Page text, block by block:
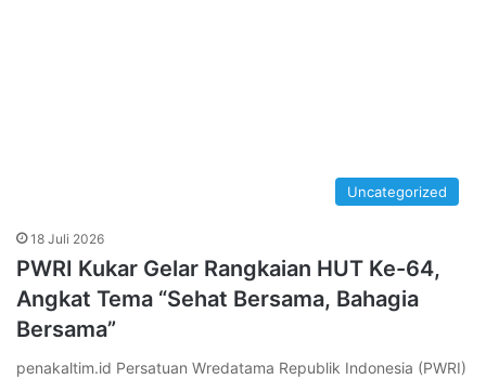
Uncategorized
18 Juli 2026
PWRI Kukar Gelar Rangkaian HUT Ke-64,
Angkat Tema “Sehat Bersama, Bahagia
Bersama”
penakaltim.id Persatuan Wredatama Republik Indonesia (PWRI)